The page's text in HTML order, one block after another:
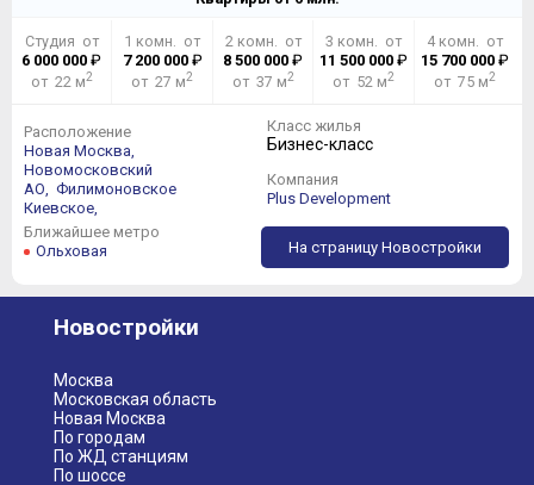
Студия от
6 000 000 ₽
от 22 м2
1 комн. от
7 200 000₽
от 27 м2
2 комн. от
8 500 000 ₽
от 37 м2
3 комн. от
11 500 000 ₽
от 52 м2
4 комн. от
15 700 000₽
от 75 м2
Расположение
Новая Москва,
Новомосковский
АО,
Филимоновское
Киевское,
Ближайшее метро
Ольховая
Класс жилья
Бизнес-класс
Компания
Plus Development
На страницу Новостройки
Новостройки
Москва
Московская область
Новая Москва
По городам
По ЖД станциям
По шоссе